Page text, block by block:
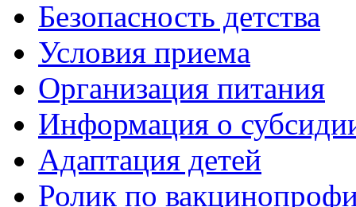
Безопасность детства
Условия приема
Организация питания
Информация о
Адаптация детей
Ролик по